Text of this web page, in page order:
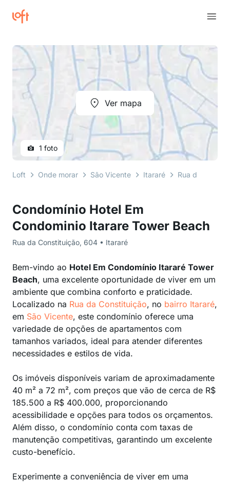
Condomínio Hotel Em
Condominio Itarare Tower Beach
Rua da Constituição, 604 • Itararé
Bem-vindo ao Hotel Em Condomínio Itararé Tower
Beach, uma excelente oportunidade de viver em um
ambiente que combina conforto e praticidade.
Localizado na Rua da Constituição, no bairro Itararé,
em São Vicente, este condomínio oferece uma
variedade de opções de apartamentos com
tamanhos variados, ideal para atender diferentes
necessidades e estilos de vida.
Os imóveis disponíveis variam de aproximadamente
40 m² a 72 m², com preços que vão de cerca de R$
185.500 a R$ 400.000, proporcionando
acessibilidade e opções para todos os orçamentos.
Além disso, o condomínio conta com taxas de
manutenção competitivas, garantindo um excelente
custo-benefício.
Experimente a conveniência de viver em uma
Ver mapa
1 foto
Loft Onde morar São Vicente Itararé Rua da